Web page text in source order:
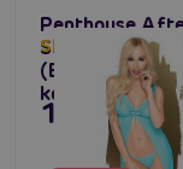
Penthouse
Sunset Chemise
(Blue), zvodná
košieľka a
Skladom do týždňa
15,80 €